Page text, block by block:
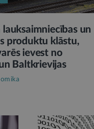
lauksaimniecības un
produktu klāstu,
ievest no
Baltkrievijas